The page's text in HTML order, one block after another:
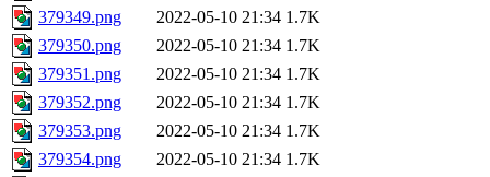
379349.png
2022-05-10 21:34 1.7K
379350.png
2022-05-10 21:34 1.7K
379351.png
2022-05-10 21:34 1.7K
379352.png
2022-05-10 21:34 1.7K
379353.png
2022-05-10 21:34 1.7K
379354.png
2022-05-10 21:34 1.7K